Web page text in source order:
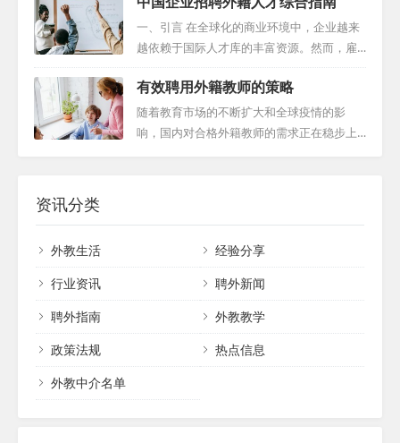
要。学校不仅可以在自己的网站上发布招聘
信...
何为孩子们创造一个最佳的语言学习环境。
英语水平：幼儿园的期望 随着国际教育的深
严格的要求。这不仅是因为他们需要用英语
与孩子们交流，还因为他们的英语水平决定
了孩子们的语言...
业的风貌，但幼儿园仍然是外教招聘的热门
领域。 那么，幼儿园在招聘外籍教师时，究
竟有哪些秘诀呢？ 首先，我们得谈谈母语国
籍和工作许可证的匹配度。从事英语教学的
外籍教师必须来自英语母语国家，这不仅关
乎发音的纯正性，更是对孩子语言能力的深
远影响。工作许可证是另一个不可或缺的条
一、引言 在全球化的商业环境中，企业越来
越依赖于国际人才库的丰富资源。然而，雇
佣外国人并非简单的招募过程，而是涉及到
一系列复杂的法律问题。为了确保招聘外国
员工的过程顺利且合法，本指南将为中国企
业招聘外籍人才提供详细而全面的指引。聘
关的外国人就业法规。这包括但不限于《中
华人民共和国国籍法》和《外...
有效聘用外籍教师的策略
随着教育市场的不断扩大和全球疫情的影
响，国内对合格外籍教师的需求正在稳步上
锐等崭露头角，它们为教育机构提供了广泛
的外籍教师资源。这些平台通常具有高度的
专业性和可信度，能够帮助教育机构快速定
位到符合需求的候选人。尽管这些平台的使
用简单便捷，但教育机构仍需注意筛选过程
的效率和准确性。因此，对于长期招聘或时
资讯分类
外教生活
经验分享
行业资讯
聘外新闻
聘外指南
外教教学
政策法规
热点信息
外教中介名单